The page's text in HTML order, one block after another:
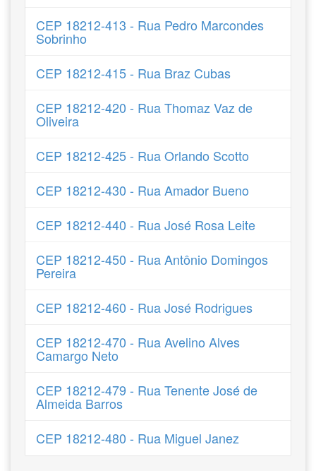
CEP 18212-413 - Rua Pedro Marcondes
Sobrinho
CEP 18212-415 - Rua Braz Cubas
CEP 18212-420 - Rua Thomaz Vaz de
Oliveira
CEP 18212-425 - Rua Orlando Scotto
CEP 18212-430 - Rua Amador Bueno
CEP 18212-440 - Rua José Rosa Leite
CEP 18212-450 - Rua Antônio Domingos
Pereira
CEP 18212-460 - Rua José Rodrigues
CEP 18212-470 - Rua Avelino Alves
Camargo Neto
CEP 18212-479 - Rua Tenente José de
Almeida Barros
CEP 18212-480 - Rua Miguel Janez